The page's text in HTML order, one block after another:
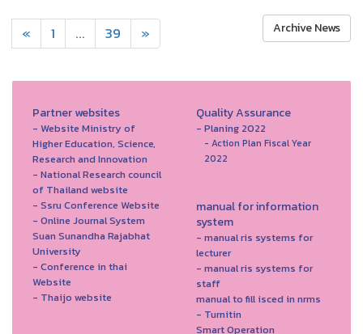
« 1 ... 39 » Archive News
Partner websites
- Website Ministry of
Higher Education, Science,
Research and Innovation
- National Research council
of Thailand website
- Ssru Conference Website
- Online Journal System
Suan Sunandha Rajabhat
University
- Conference in thai
Website
- Thaijo website
Quality Assurance
- Planing 2022
- Action Plan Fiscal Year
2022
manual for information
system
- manual ris systems for
lecturer
- manual ris systems for
staff
manual to fill isced in nrms
- Turnitin
Smart Operation